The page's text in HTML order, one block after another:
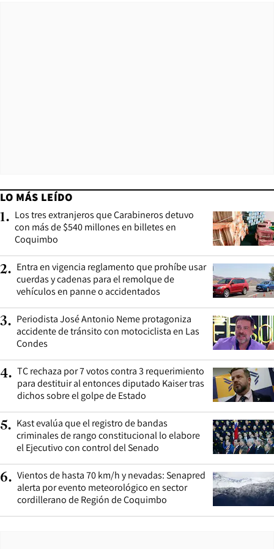
LO MÁS LEÍDO
1. Los tres extranjeros que Carabineros detuvo
con más de $540 millones en billetes en
Coquimbo
2. Entra en vigencia reglamento que prohíbe usar
cuerdas y cadenas para el remolque de
vehículos en panne o accidentados
3. Periodista José Antonio Neme protagoniza
accidente de tránsito con motociclista en Las
Condes
4. TC rechaza por 7 votos contra 3 requerimiento
para destituir al entonces diputado Kaiser tras
dichos sobre el golpe de Estado
5. Kast evalúa que el registro de bandas
criminales de rango constitucional lo elabore
el Ejecutivo con control del Senado
6. Vientos de hasta 70 km/h y nevadas: Senapred
alerta por evento meteorológico en sector
cordillerano de Región de Coquimbo